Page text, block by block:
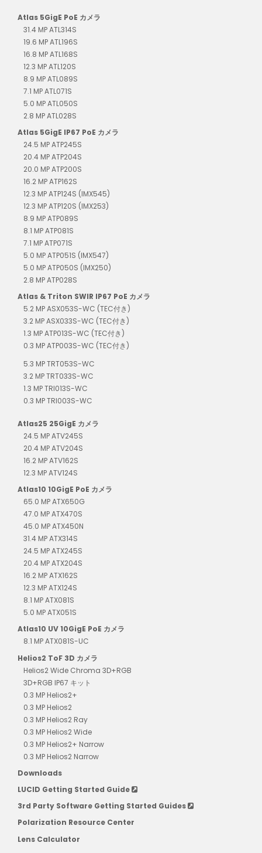
Atlas 5GigE PoE カメラ
31.4 MP ATL314S
19.6 MP ATL196S
16.8 MP ATL168S
12.3 MP ATL120S
8.9 MP ATL089S
7.1 MP ATL071S
5.0 MP ATL050S
2.8 MP ATL028S
Atlas 5GigE IP67 PoE カメラ
24.5 MP ATP245S
20.4 MP ATP204S
20.0 MP ATP200S
16.2 MP ATP162S
12.3 MP ATP124S (IMX545)
12.3 MP ATP120S (IMX253)
8.9 MP ATP089S
8.1 MP ATP081S
7.1 MP ATP071S
5.0 MP ATP051S (IMX547)
5.0 MP ATP050S (IMX250)
2.8 MP ATP028S
Atlas & Triton SWIR IP67 PoE カメラ
5.2 MP ASX053S-WC (TEC付き)
3.2 MP ASX033S-WC (TEC付き)
1.3 MP ATP013S-WC (TEC付き)
0.3 MP ATP003S-WC (TEC付き)
5.3 MP TRT053S-WC
3.2 MP TRT033S-WC
1.3 MP TRI013S-WC
0.3 MP TRI003S-WC
Atlas25 25GigE カメラ
24.5 MP ATV245S
20.4 MP ATV204S
16.2 MP ATV162S
12.3 MP ATV124S
Atlas10 10GigE PoE カメラ
65.0 MP ATX650G
47.0 MP ATX470S
45.0 MP ATX450N
31.4 MP ATX314S
24.5 MP ATX245S
20.4 MP ATX204S
16.2 MP ATX162S
12.3 MP ATX124S
8.1 MP ATX081S
5.0 MP ATX051S
Atlas10 UV 10GigE PoE カメラ
8.1 MP ATX081S-UC
Helios2 ToF 3D カメラ
Helios2 Wide Chroma 3D+RGB
3D+RGB IP67 キット
0.3 MP Helios2+
0.3 MP Helios2
0.3 MP Helios2 Ray
0.3 MP Helios2 Wide
0.3 MP Helios2+ Narrow
0.3 MP Helios2 Narrow
Downloads
LUCID Getting Started Guide
3rd Party Software Getting Started Guides
Polarization Resource Center
Lens Calculator